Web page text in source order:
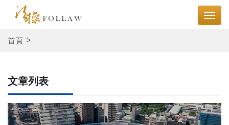
首頁
文章列表